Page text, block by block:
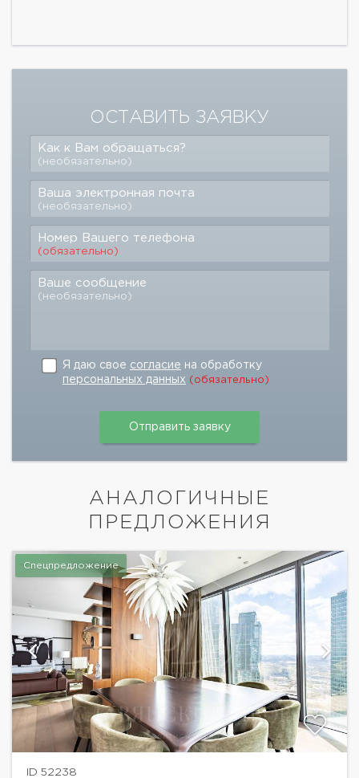
ОСТАВИТЬ ЗАЯВКУ
Как к Вам обращаться?
(необязательно)
Ваша электронная почта
(необязательно)
Номер Вашего телефона
(обязательно)
Ваше сообщение
(необязательно)
Я даю свое согласие на обработку
персональных данных (обязательно)
АНАЛОГИЧНЫЕ
ПРЕДЛОЖЕНИЯ
Спецпредложение
ID 52238